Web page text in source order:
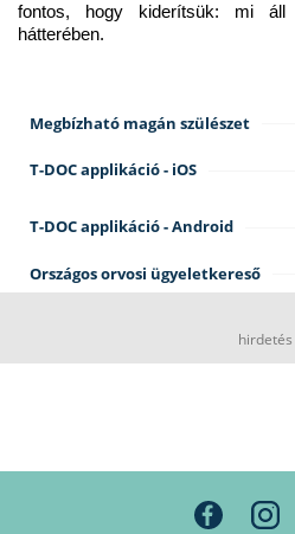
fontos, hogy kiderítsük: mi áll
hátterében.
Megbízható magán szülészet
T-DOC applikáció - iOS
T-DOC applikáció - Android
Országos orvosi ügyeletkereső
hirdetés